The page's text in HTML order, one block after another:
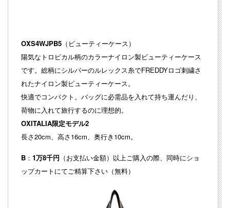
OXS4WJPB5 （ビューティーケース）
陽気なトロピカル柄のカラーナイロン製ビューティーケース
です。総柄にシルバーのルレックス糸でFREDDYロゴ刺繍さ
れたナイロン製ビューティーケース。
快適でコンパクト。バッグに必需品を入れて持ち運んだり、
荷物に入れて旅行するのに理想的。
OXITALIA限定モデル2
長さ20cm、高さ16cm、奥行き10cm。
B ： 1万8千円 （お支払い金額）以上ご購入の際、同時にショ
ップカートにてご精算下さい（無料）